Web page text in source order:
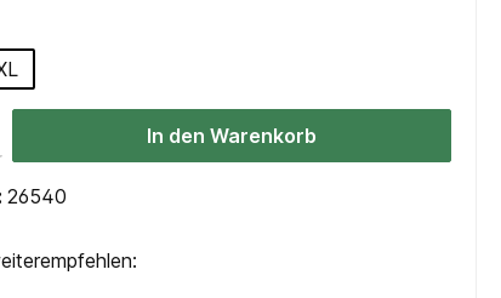
nicht verfügbar.)
ist zurzeit nicht verfügbar.)
Option ist zurzeit nicht verfügbar.)
In den Warenkorb
26540